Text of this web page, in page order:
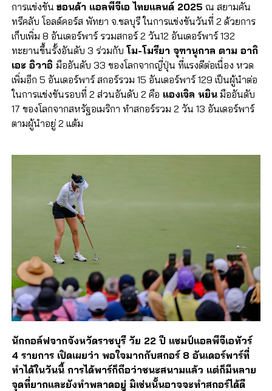
การแข่งขัน ฮอนด้า แอลพีจีเอ ไทยแลนด์ 2025 ณ สยามคัน
ทรีคลับ โอลด์คอร์ส พัทยา จ.ชลบุรี ในการแข่งขันวันที่ 2 ด้วยการ
เก็บเพิ่ม 8 อันเดอร์พาร์ รวมสกอร์ 2 วัน12 อันเดอร์พาร์ 132
ทะยานขึ้นรั้งอันดับ 3 ร่วมกับ โม-โมรียา จุฑานุกาล ตาม อากิ
เอะ อิวาอิ มืออันดับ 33 ของโลกจากญี่ปุ่น ที่แรงดีต่อเนื่อง หวด
เพิ่มอีก 5 อันเดอร์พาร์ สกอร์รวม 15 อันเดอร์พาร์ 129 เป็นผู้นำต่อ
ในการแข่งขันรอบที่ 2 ส่วนอันดับ 2 คือ แองเจิล หยินมืออันดับ
17 ของโลกจากสหรัฐอเมริกา ทำสกอร์รวม 2 วัน 13 อันเดอร์พาร์
ตามผู้นำอยู่ 2 แต้ม
นักกอล์ฟจากจังหวัดราชบุรี วัย 22 ปี แชมป์แอลพีจีเอทัวร์
4 รายการ เปิดเผยว่า พอใจมากกับสกอร์ 8 อันเดอร์พาร์ที่
ทำได้ในวันนี้ การได้พาร์ก็ถือว่าชนะสนามแล้ว แต่ก็มีหลาย
จุดที่ยากและยังทำพลาดอยู่ มิเช่นนั้นอาจจะทำสกอร์ได้ดี